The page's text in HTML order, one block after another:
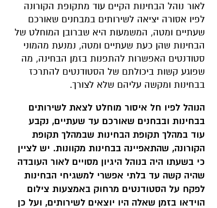
לאור נוהל הבחינות הקיים עוד מתקופת הקורונה
לפיו אסורה יציאה לשירותים במבחנים שאורכם
שעתיים ומטה, המשמעות היא שברובן המוחלט של
הבחינות שהן כעת שעתיים ומטה, נמנעת מהמוני
סטודנטים האפשרות להתפנות בזמן הבחינה, מה
שפוגע קשות ביכולתם של הסטודנטים להתרכז
בבחינות ומקשה עליהם שלא לצורך.
הנוהל לפיו חל איסור מוחלט לצאת לשירותים
בבחינות ובבחנים שאורכם עד שעתיים, נקבע
עוד במהלך תקופת הבחינות שבמהלך תקופת
הקורונה, שהתאפיינה בבחינות מקוונות. יש לציין
כי בשעתו היה בנוהל היגיון מסויים לאור העובדה
שהיה קשה עד בלתי אפשרי למשגיחי הבחינות
לפקח על הסטודנטים מרחוק באמצעות צילום
הוידאו בזמן שאלה היו יוצאים לשירותים, ועל כן